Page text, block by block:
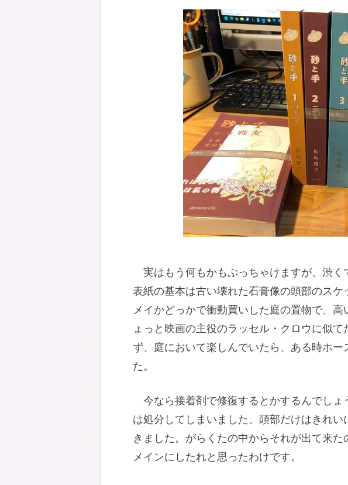
実はもう何もかもぶっちゃけますが、渋
表紙の基本は古い壊れた石膏像の頭部のス
メイかどっかで衝動買いした庭の置物で、
ょっと映画の主役のラッセル・クロウに似
ず、庭において楽しんでいたら、ある時ホ
た。
今なら接着剤で修復するとかするんでし
は処分してしまいました。頭部だけはきれ
きました。がらくたの中からそれが出て来
メインにしたれと思ったわけです。